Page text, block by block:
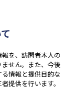
を、訪問者本人の
せん。また、今後
情報と提供目的な
提供を行います。